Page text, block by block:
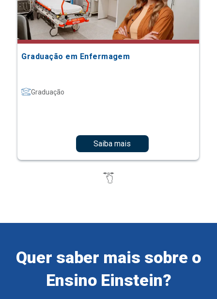
Graduação em Enfermagem
Graduação
Saiba mais
Quer saber mais sobre o
Ensino Einstein?